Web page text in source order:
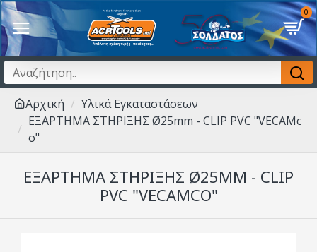
0
Αρχική
Υλικά Εγκαταστάσεων
EΞAPTHMA ΣTHPIΞHΣ Ø25mm - CLIP PVC "VECAMc
o"
EΞAPTHMA ΣTHPIΞHΣ Ø25MM - CLIP
PVC "VECAMCO"